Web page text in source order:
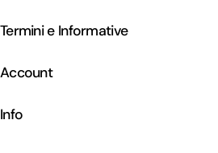
Termini e Informative
Account
Info